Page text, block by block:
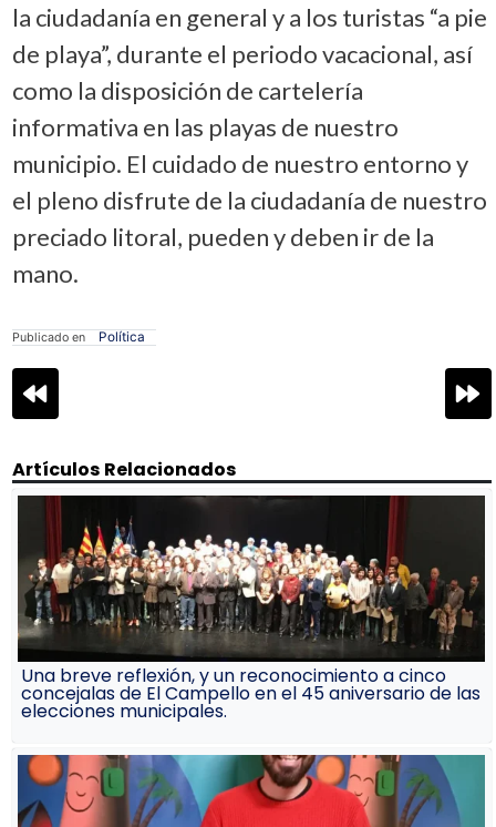
la ciudadanía en general y a los turistas “a pie
de playa”, durante el periodo vacacional, así
como la disposición de cartelería
informativa en las playas de nuestro
municipio. El cuidado de nuestro entorno y
el pleno disfrute de la ciudadanía de nuestro
preciado litoral, pueden y deben ir de la
mano.
Publicado en Política
Navegación
de
Artículos Relacionados
Una breve reflexión, y un reconocimiento a cinco
concejalas de El Campello en el 45 aniversario de las
elecciones municipales.